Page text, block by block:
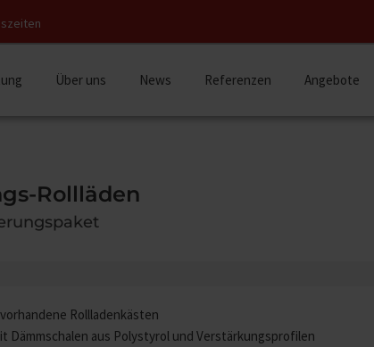
Über uns News Referenzen Angebote
Rollläden
Rollladenkästen
Dämmschalen aus Polystyrol und Verstärkungsprofilen